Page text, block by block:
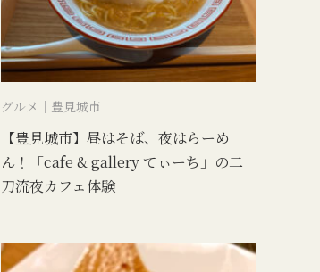
グルメ｜豊見城市
【豊見城市】昼はそば、夜はらーめ
ん！「cafe & gallery てぃーち」の二
刀流夜カフェ体験